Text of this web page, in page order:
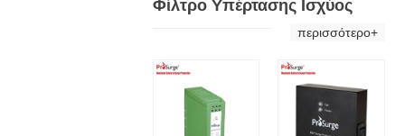
Φίλτρο Υπέρτασης Ισχύος
περισσότερο+